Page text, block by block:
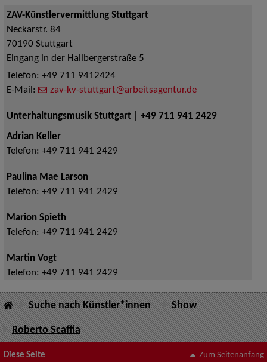
ZAV-Künstlervermittlung Stuttgart
Neckarstr. 84
70190 Stuttgart
Eingang in der Hallbergerstraße 5
Telefon: +49 711 9412424
E-Mail:
zav-kv-stuttgart@arbeitsagentur.de
Unterhaltungsmusik Stuttgart | +49 711 941 2429
Adrian Keller
Telefon: +49 711 941 2429
Paulina Mae Larson
Telefon: +49 711 941 2429
Marion Spieth
Telefon: +49 711 941 2429
Martin Vogt
Telefon: +49 711 941 2429
Suche nach Künstler*innen Show
Roberto Scaffia
Diese Seite Zum Seitenanfang